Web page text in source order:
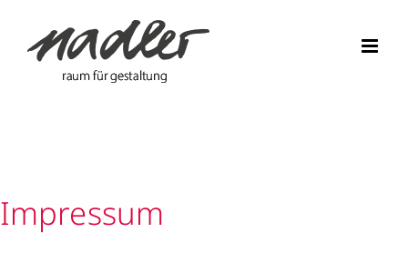
content
Impressum